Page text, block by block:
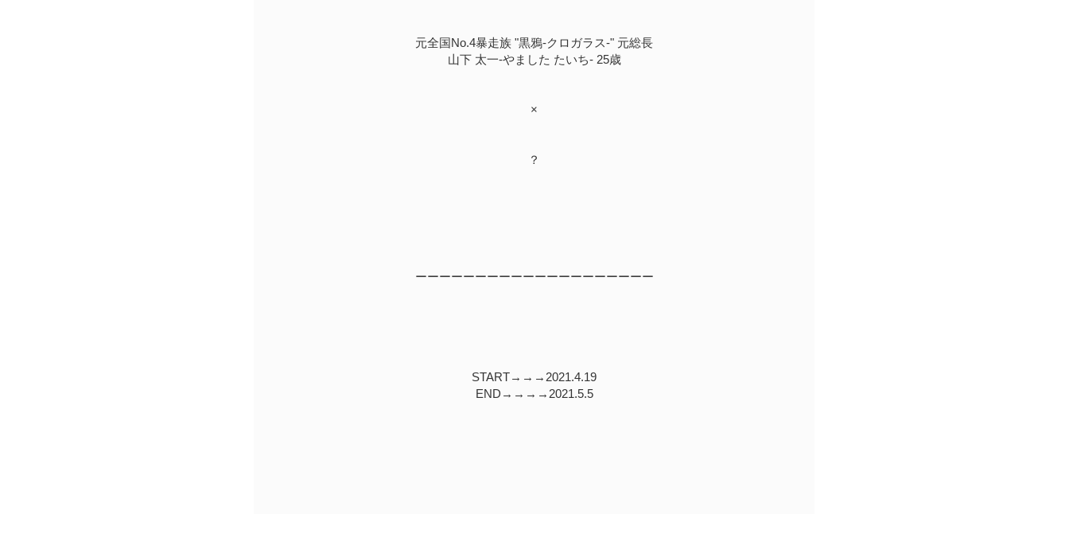
元全国No.4暴走族 "黒鴉-クロガラス-" 元総長
山下 太一-やました たいち- 25歳
×
？
ーーーーーーーーーーーーーーーーーーーー
START→→→2021.4.19
END→→→→2021.5.5